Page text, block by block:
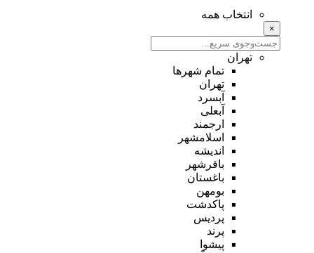
انتخاب همه
×
تهران
تمام شهر‌ها
تهران
آبسرد
آبعلی
ارجمند
اسلامشهر
اندیشه
باقرشهر
باغستان
بومهن
پاکدشت
پردیس
پرند
پیشوا